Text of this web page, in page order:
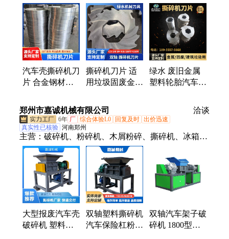
机刀片、多轴撕碎机刀片、塑料撕碎机刀片、废旧金
属撕碎机刀片、撕碎机刀片定制、撕碎机机箱、撕碎
机刀轴、金属双轴撕碎机刀片、双轴撕碎机、撕碎机
刀片间隔套、海绵钛撕碎机刀片、家电撕碎机刀、金
属破碎机刀片、鹰嘴剪切刀片、双缸剪刀片
汽车壳撕碎机刀
片 合金钢材质
耐用 源头厂家
按需定做
撕碎机刀片 适
用垃圾固废金属
机 刀口锋利 使
用寿命长
绿水 废旧金属
塑料轮胎汽车机
郑州市嘉诚机械有限公司 洽谈
6年 厂 综合体验L0 回复及时 出价迅速
真实性已核验 河南郑州
主营： 破碎机、粉碎机、木屑粉碎、撕碎机、冰箱外
壳撕碎、石英石制砂机、河卵石制砂机、鹅卵石制砂
机、生物质颗粒机、木炭机、光伏板拆框机、光伏板
分离机、光伏板粉碎机、太阳能板拆框机、光伏板分
解机
大型报废汽车壳
破碎机 塑料桶
双轴塑料撕碎机
汽车保险杠粉碎
双轴汽车架子破
碎机 1800型废